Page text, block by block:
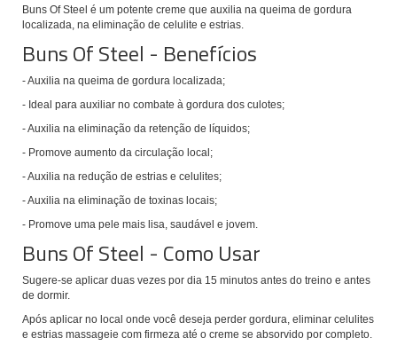
Buns Of Steel é um potente creme que auxilia na queima de gordura
localizada, na eliminação de celulite e estrias.
Buns Of Steel - Benefícios
- Auxilia na queima de gordura localizada;
- Ideal para auxiliar no combate à gordura dos culotes;
- Auxilia na eliminação da retenção de líquidos;
- Promove aumento da circulação local;
- Auxilia na redução de estrias e celulites;
- Auxilia na eliminação de toxinas locais;
- Promove uma pele mais lisa, saudável e jovem.
Buns Of Steel - Como Usar
Sugere-se aplicar duas vezes por dia 15 minutos antes do treino e antes
de dormir.
Após aplicar no local onde você deseja perder gordura, eliminar celulites
e estrias massageie com firmeza até o creme se absorvido por completo.